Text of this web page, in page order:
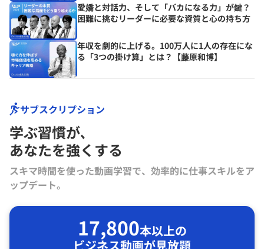
愛嬌と対話力、そして「バカになる力」が鍵？
困難に挑むリーダーに必要な資質と心の持ち方
年収を劇的に上げる。100万人に1人の存在にな
る「3つの掛け算」とは？【藤原和博】
サブスクリプション
学ぶ習慣が､
あなたを強くする
スキマ時間を使った動画学習で、効率的に仕事スキルをア
ップデート。
17,800本以上の
ビジネス動画が見放題